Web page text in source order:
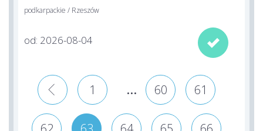
podkarpackie / Rzeszów
od: 2026-08-04 
1 ... 60 61